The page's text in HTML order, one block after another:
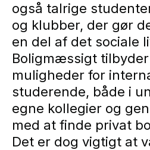
også talrige
og klubber, der gør
en del af det sociale
Boligmæssigt
muligheder for
studerende, både i
egne kollegier og
med at finde privat
Det er dog vigtigt at